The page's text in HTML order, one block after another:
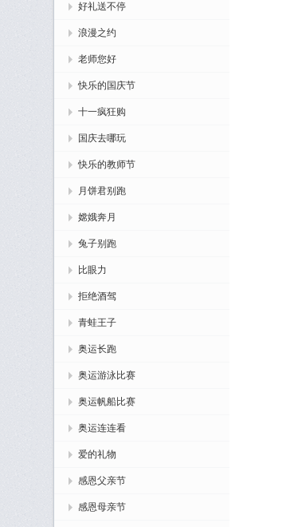
好礼送不停
浪漫之约
老师您好
快乐的国庆节
十一疯狂购
国庆去哪玩
快乐的教师节
月饼君别跑
嫦娥奔月
兔子别跑
比眼力
拒绝酒驾
青蛙王子
奥运长跑
奥运游泳比赛
奥运帆船比赛
奥运连连看
爱的礼物
感恩父亲节
感恩母亲节